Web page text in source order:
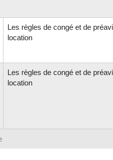
Les règles de congé et de
location
Les règles de congé et de
location